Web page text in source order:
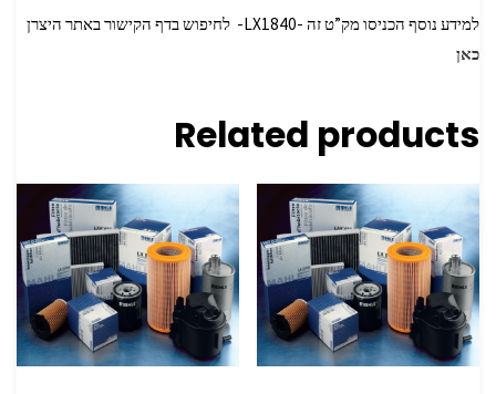
למידע נוסף הכניסו מק”ט זה -LX1840- לחיפוש בדף הקישור באתר היצרן
כאן
Related products